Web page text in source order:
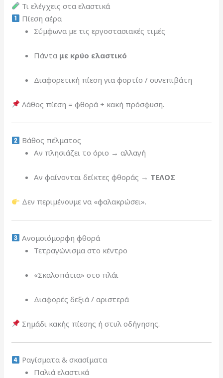
Τι ελέγχεις στα ελαστικά
Πίεση αέρα
Σύμφωνα με τις εργοστασιακές τιμές
Πάντα με κρύο ελαστικό
Διαφορετική πίεση για φορτίο / συνεπιβάτη
Λάθος πίεση = φθορά + κακή πρόσφυση.
Βάθος πέλματος
Αν πλησιάζει το όριο → αλλαγή
Αν φαίνονται δείκτες φθοράς → ΤΕΛΟΣ
Δεν περιμένουμε να «φαλακρώσει».
Ανομοιόμορφη φθορά
Τετραγώνισμα στο κέντρο
«Σκαλοπάτια» στο πλάι
Διαφορές δεξιά / αριστερά
Σημάδι κακής πίεσης ή στυλ οδήγησης.
Ραγίσματα & σκασίματα
Παλιά ελαστικά